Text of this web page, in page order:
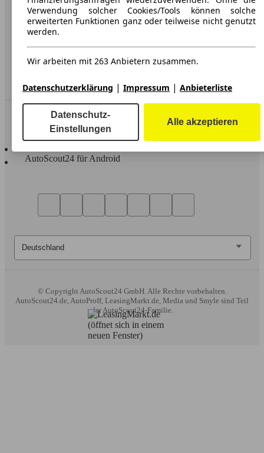
Impressum
Service
In Verbindung bleiben
AutoScout24 für Android
© Copyright AutoScout24 GmbH. Alle Rechte vorbehalten.
AutoScout24.de, AutoProff, LeasingMarkt.de, Media und Smyle sind Teil
der AutoScout24-Familie.
Verwendung solcher Cookies/Tools können solche
erweiterten Funktionen ganz oder teilweise nicht genutzt
werden.
Wir arbeiten mit 263 Anbietern zusammen.
Datenschutzerklärung | Impressum | Anbieterliste
Datenschutz-
Einstellungen
Alle akzeptieren